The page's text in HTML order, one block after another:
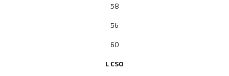
58
56
60
LCSO